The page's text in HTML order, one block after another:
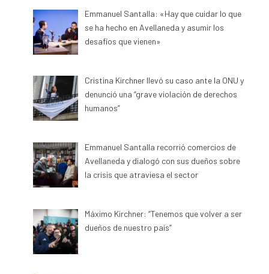
Emmanuel Santalla: «Hay que cuidar lo que
se ha hecho en Avellaneda y asumir los
desafíos que vienen»
Cristina Kirchner llevó su caso ante la ONU y
denunció una “grave violación de derechos
humanos”
Emmanuel Santalla recorrió comercios de
Avellaneda y dialogó con sus dueños sobre
la crisis que atraviesa el sector
Máximo Kirchner: “Tenemos que volver a ser
dueños de nuestro país”